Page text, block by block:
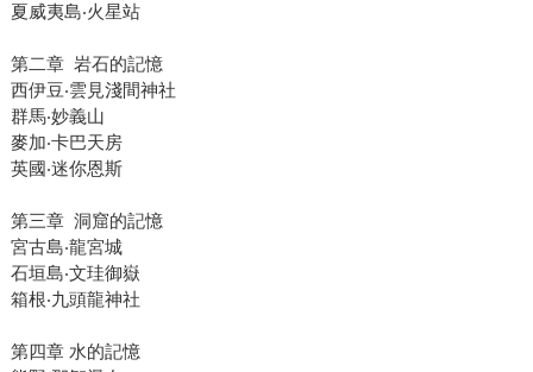
夏威夷島‧火星站
第二章 岩石的記憶
西伊豆‧雲見淺間神社
群馬‧妙義山
麥加‧卡巴天房
英國‧迷你恩斯
第三章 洞窟的記憶
宮古島‧龍宮城
石垣島‧文珪御嶽
箱根‧九頭龍神社
第四章 水的記憶